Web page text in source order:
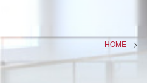
HOME >